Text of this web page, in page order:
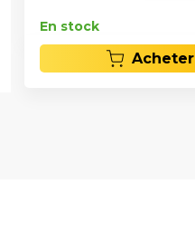
En stock
Acheter